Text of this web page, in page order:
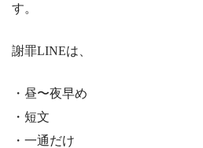
す。
謝罪LINEは、
・昼〜夜早め
・短文
・一通だけ